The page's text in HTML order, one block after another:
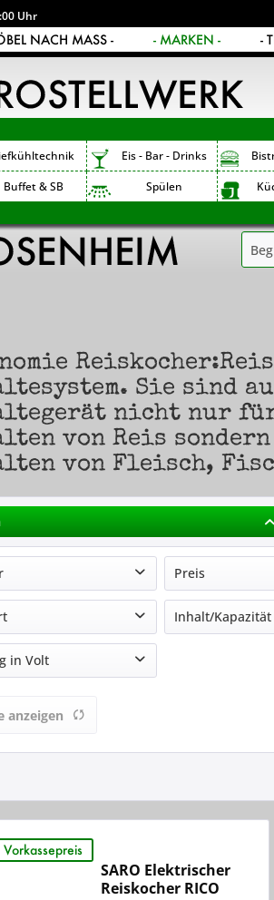
Uhr
NACH MASS - - MARKEN - -
Eis - Bar - Drinks
Buffet & SB Spülen
Sie sind
nicht nur
von Reis
von Fleisch,
Preis
von55,00
Inhalt/Kapazität
10 Liter
13 Liter
in Volt
anzeigen
Vorkassepreis
SARO Elektrischer
Reiskocher RICO